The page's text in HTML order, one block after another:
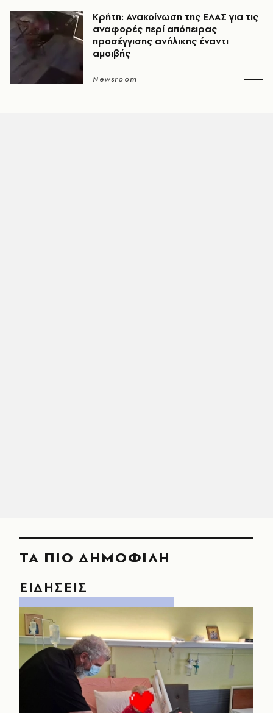
Κρήτη: Ανακοίνωση της ΕΛΑΣ για τις
αναφορές περί απόπειρας
προσέγγισης ανήλικης έναντι
αμοιβής
Newsroom
ΤΑ ΠΙΟ ΔΗΜΟΦΙΛΗ
ΕΙΔΗΣΕΙΣ